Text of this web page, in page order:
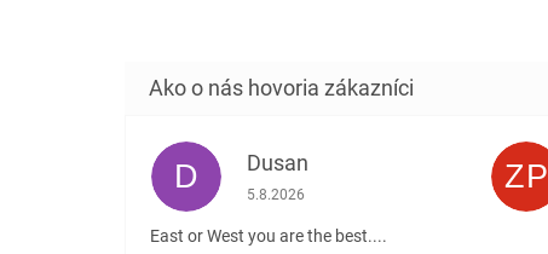
D Dusan
Hodnotenie obchodu je 5 z 5 hviezdičiek.
5.8.2026
East or West you are the best....
ZP